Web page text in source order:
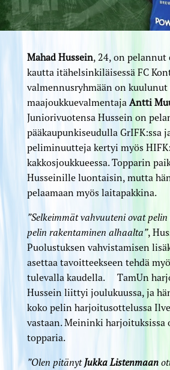
Mahad Hussein, 24, on pelannut
kautta itähelsinkiläisessä FC
valmennusryhmään on kuulunut
maajoukkuevalmentaja Antti
Juniorivuotensa Hussein on
pääkaupunkiseudulla GrIFK:ssa ja
peliminuutteja kertyi myös
kakkosjoukkueessa. Topparin
Husseinille luontaisin, mutta
pelaamaan myös laitapakkina.
”Selkeimmät vahvuuteni ovat pelin
pelin rakentaminen alhaalta”,
Puolustuksen vahvistamisen
asettaa tavoitteekseen tehdä
tulevalla kaudella. TamUn
Hussein liittyi joulukuussa, ja hän
koko pelin harjoitusottelussa
vastaan. Meininki harjoituksissa
topparia.
”Olen pitänyt Jukka Listenmaan